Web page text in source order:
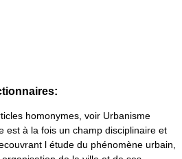
homonymes, voir Urbanisme
est à la fois un champ disciplinaire et
l étude du phénomène urbain,